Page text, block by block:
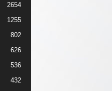
2654
1255
802
626
536
432